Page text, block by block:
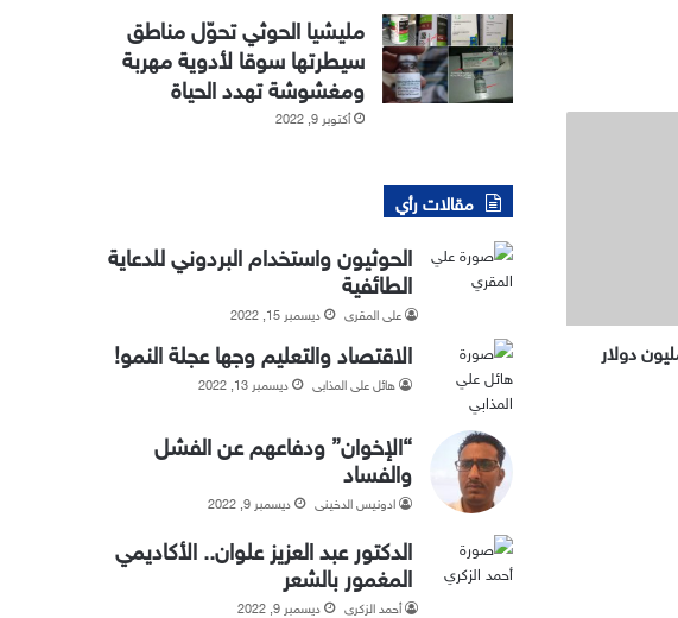
سلمان يقدم دعما بقيمة 20 مليون دولار
مليشيا الحوثي تحوّل مناطق
سيطرتها سوقا لأدوية مهربة
ومغشوشة تهدد الحياة
أكتوبر 9, 2022
مقالات رأي
الحوثيون واستخدام البردوني للدعاية
الطائفية
علي المقري ديسمبر 15, 2022
الاقتصاد والتعليم وجها عجلة النمو!
هائل علي المذابي ديسمبر 13, 2022
“الإخوان” ودفاعهم عن الفشل
والفساد
ادونيس الدخيني ديسمبر 9, 2022
الدكتور عبد العزيز علوان.. الأكاديمي
المغمور بالشعر
أحمد الزكري ديسمبر 9, 2022